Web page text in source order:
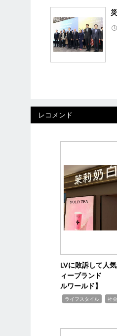
レコメンド
LVに敗訴して人
ィーブランド
ルワールド】
ライフスタイル 社会